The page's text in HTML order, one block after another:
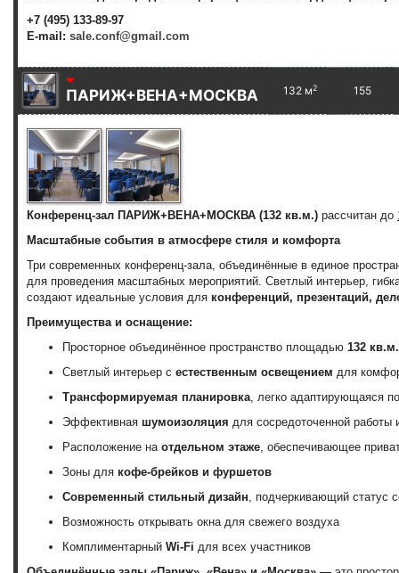
+7 (495) 133-89-97
E-mail: sale.conf@gmail.com
ПАРИЖ+ВЕНА+МОСКВА 132 м2 155
Конференц-зал ПАРИЖ+ВЕНА+МОСКВА (132 кв.м.) рассчитан до
Масштабные события в атмосфере стиля и комфорта
Три современных конференц-зала, объединённые в единое
для проведения масштабных мероприятий. Светлый интерьер,
создают идеальные условия для конференций, презентаций,
Преимущества и оснащение:
Просторное объединённое пространство площадью 132 кв.м.
Светлый интерьер с естественным освещением для
Трансформируемая планировка, легко адаптирующаяся
Эффективная шумоизоляция для сосредоточенной работы
Расположение наотдельном этаже, обеспечивающее
Зоны для кофе-брейков и фуршетов
Современный стильный дизайн, подчеркивающий статус
Возможность открывать окна для свежего воздуха
Комплиментарный Wi-Fi для всех участников